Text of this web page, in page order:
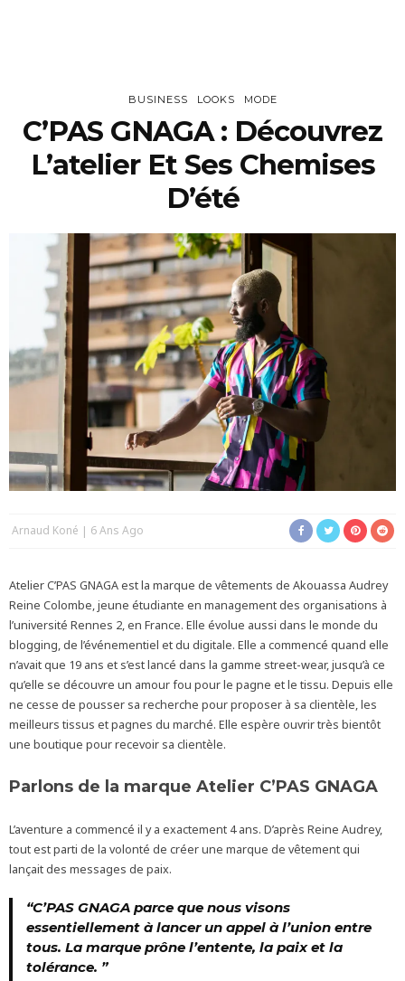
BUSINESS LOOKS MODE
C’PAS GNAGA : Découvrez
L’atelier Et Ses Chemises
D’été
Arnaud Koné 6 Ans Ago
Atelier C’PAS GNAGA est la marque de vêtements de Akouassa Audrey
Reine Colombe, jeune étudiante en management des organisations à
l’université Rennes 2, en France. Elle évolue aussi dans le monde du
blogging, de l’événementiel et du digitale. Elle a commencé quand elle
n’avait que 19 ans et s’est lancé dans la gamme street-wear, jusqu’à ce
qu’elle se découvre un amour fou pour le pagne et le tissu. Depuis elle
ne cesse de pousser sa recherche pour proposer à sa clientèle, les
meilleurs tissus et pagnes du marché. Elle espère ouvrir très bientôt
une boutique pour recevoir sa clientèle.
Parlons de la marque Atelier C’PAS GNAGA
L’aventure a commencé il y a exactement 4 ans. D’après Reine Audrey,
tout est parti de la volonté de créer une marque de vêtement qui
lançait des messages de paix.
“C’PAS GNAGA parce que nous visons
essentiellement à lancer un appel à l’union entre
tous. La marque prône l’entente, la paix et la
tolérance. ”